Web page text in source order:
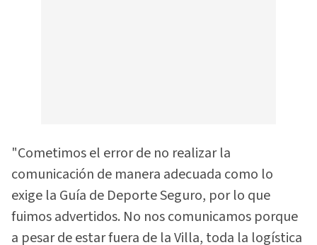
"Cometimos el error de no realizar la
comunicación de manera adecuada como lo
exige la Guía de Deporte Seguro, por lo que
fuimos advertidos. No nos comunicamos porque
a pesar de estar fuera de la Villa, toda la logística